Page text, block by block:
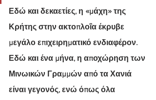
Εδώ και δεκαετίες, η «μάχη» της
Κρήτης στην ακτοπλοΐα έκρυβε
μεγάλο επιχειρηματικό ενδιαφέρον.
Εδώ και ένα μήνα, η αποχώρηση των
Μινωικών Γραμμών από τα Χανιά
είναι γεγονός, ενώ όπως όλα